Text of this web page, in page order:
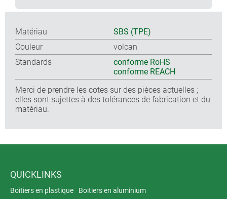
Matériau
SBS (TPE)
Couleur
volcan
Standards
conforme RoHS
conforme REACH
Merci de prendre les cotes sur des pièces actuelles ;
elles sont sujettes à des tolérances de fabrication et du
matériau.
QUICKLINKS
Boitiers en plastique
Boitiers en aluminium